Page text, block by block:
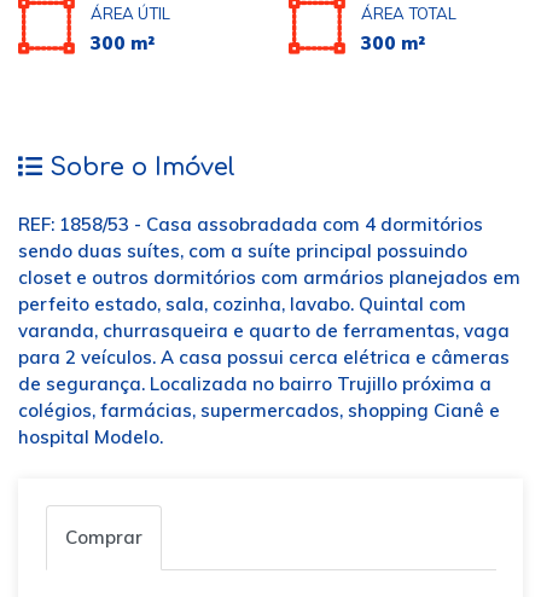
ÁREA ÚTIL
300 m²
ÁREA TOTAL
300 m²
Sobre o Imóvel
REF: 1858/53 - Casa assobradada com 4 dormitórios
sendo duas suítes, com a suíte principal possuindo
closet e outros dormitórios com armários planejados em
perfeito estado, sala, cozinha, lavabo. Quintal com
varanda, churrasqueira e quarto de ferramentas, vaga
para 2 veículos. A casa possui cerca elétrica e câmeras
de segurança. Localizada no bairro Trujillo próxima a
colégios, farmácias, supermercados, shopping Cianê e
hospital Modelo.
Comprar